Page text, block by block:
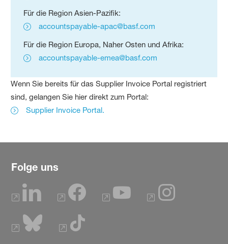
Für die Region Asien-Pazifik:
accountspayable-apac@basf.com
Für die Region Europa, Naher Osten und Afrika:
accountspayable-emea@basf.com
Wenn Sie bereits für das Supplier Invoice Portal registriert
sind, gelangen Sie hier direkt zum Portal:
Supplier Invoice Portal.
Folge uns